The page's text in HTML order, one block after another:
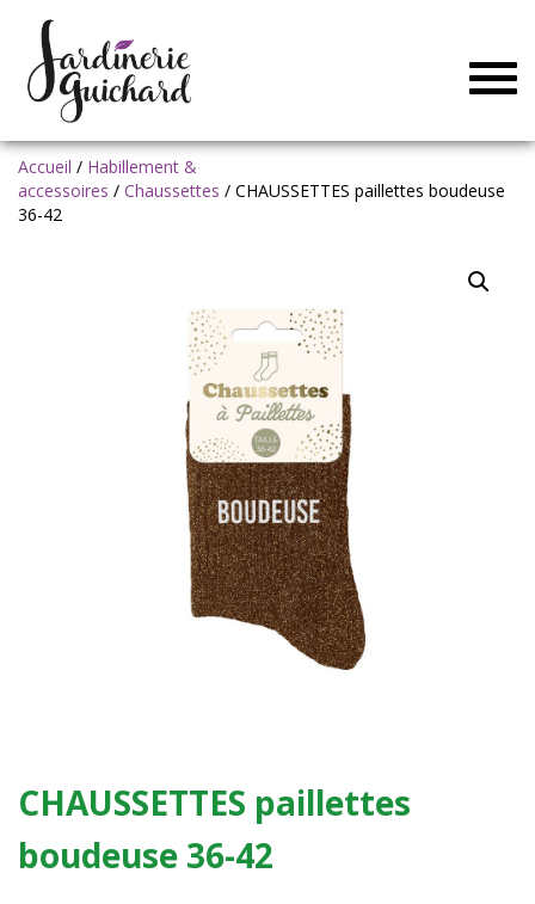
Accueil / Habillement &
accessoires / Chaussettes / CHAUSSETTES paillettes boudeuse
36-42
CHAUSSETTES paillettes
boudeuse 36-42